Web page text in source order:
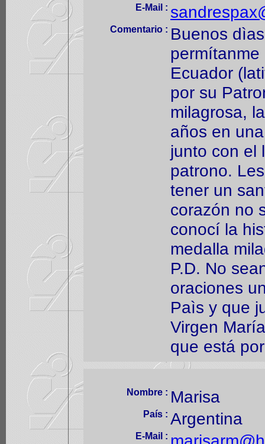
E-Mail :
Comentario : Buenos
Ecuador
por su
milagrosa,
años en
junto con el
patrono.
tener un
corazón no
conocí la
medalla
P.D. No
oraciones
Paìs y que
Virgen
que está
Nombre : Marisa
País : Argentina
E-Mail :